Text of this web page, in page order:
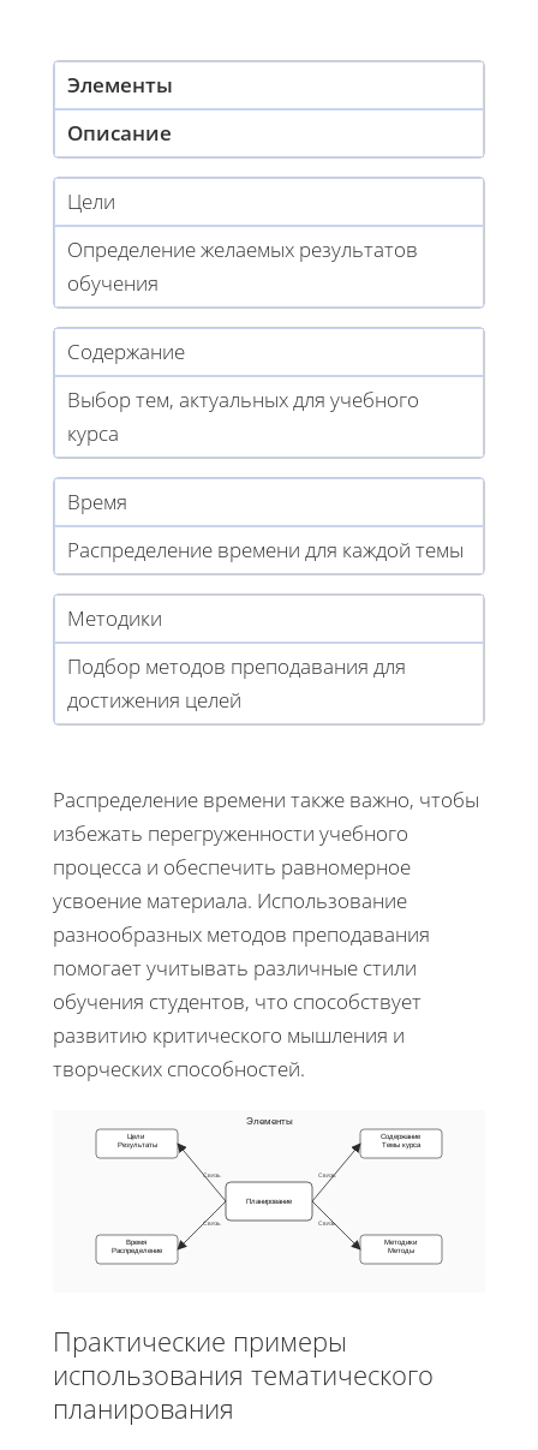
Элементы
Описание
Цели
Определение желаемых результатов
обучения
Содержание
Выбор тем, актуальных для учебного
курса
Время
Распределение времени для каждой темы
Методики
Подбор методов преподавания для
достижения целей
Распределение времени также важно, чтобы
избежать перегруженности учебного
процесса и обеспечить равномерное
усвоение материала. Использование
разнообразных методов преподавания
помогает учитывать различные стили
обучения студентов, что способствует
развитию критического мышления и
творческих способностей.
Элементы
Цели
Результаты
Содержание
Темы курса
Время
Распределение
Методики
Методы
Планирование
Связь Связь
Связь Связь
Практические примеры
использования тематического
планирования